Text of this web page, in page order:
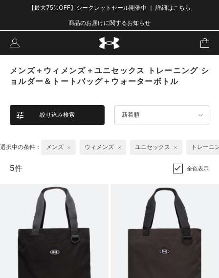
【最大75%OFF】シークレットセール開催中 ｜ 詳細はこちら
商品のお届けに関するお知らせ
メンズ＋ウィメンズ＋ユニセックス トレーニング シ
ョルダー＆トートバッグ＋ウォーターボトル
絞り込み検索 新着順
選択中の条件： メンズ ウィメンズ ユニセックス トレーニ
5件 全色表示